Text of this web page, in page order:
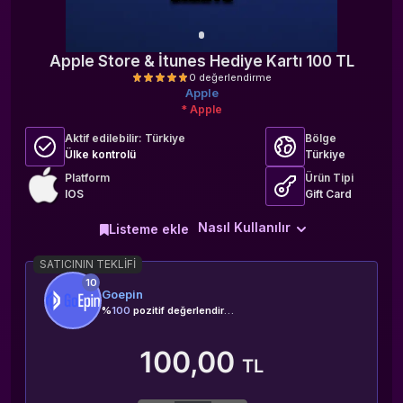
Apple Store & İtunes Hediye Kartı 100 TL
0 değerlendirme
Apple
* Apple
Aktif edilebilir: Türkiye
Ülke kontrolü
Bölge
Türkiye
Platform
IOS
Ürün Tipi
Gift Card
Nasıl Kullanılır
Listeme ekle
SATICININ TEKLIFI
10
Goepin
%100 pozitif değerlendirme
100,00 TL